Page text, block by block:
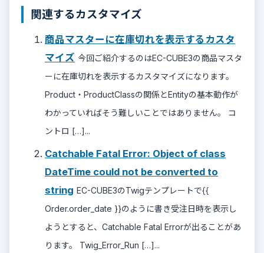
関連するカスタマイズ
商品マスターに在庫切れを表示するカスタ
マイズ 今回ご紹介するのはEC-CUBE3の商品マスタ
ーに在庫切れを表示するカスタマイズになります。
Product・ProductClassの関係とEntityの基本動作が
わかっていればそう難しいことではありません。 コ
ントロ […]...
Catchable Fatal Error: Object of class
DateTime could not be converted to
string EC-CUBE3のTwigテンプレートで{{
Order.order_date }}のように書き受注日時を表示し
ようとすると、Catchable Fatal Errorが出ることがあ
ります。 Twig_Error_Run […]...